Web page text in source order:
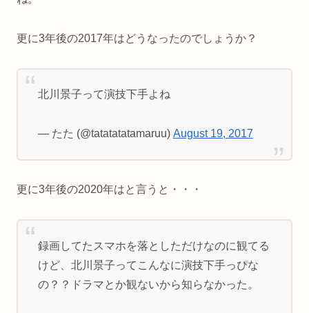
更に3年後の2017年はどうなったのでしょうか？
北川景子って演技下手よね
— たた (@tatatatatamaruu) August 19, 2017
更に3年後の2020年はと言うと・・・
録画してたスマホを落としただけなのに観てる
けど、北川景子ってこんなに演技下手っぴな
の？？ドラマとか観ないから知らなかった。